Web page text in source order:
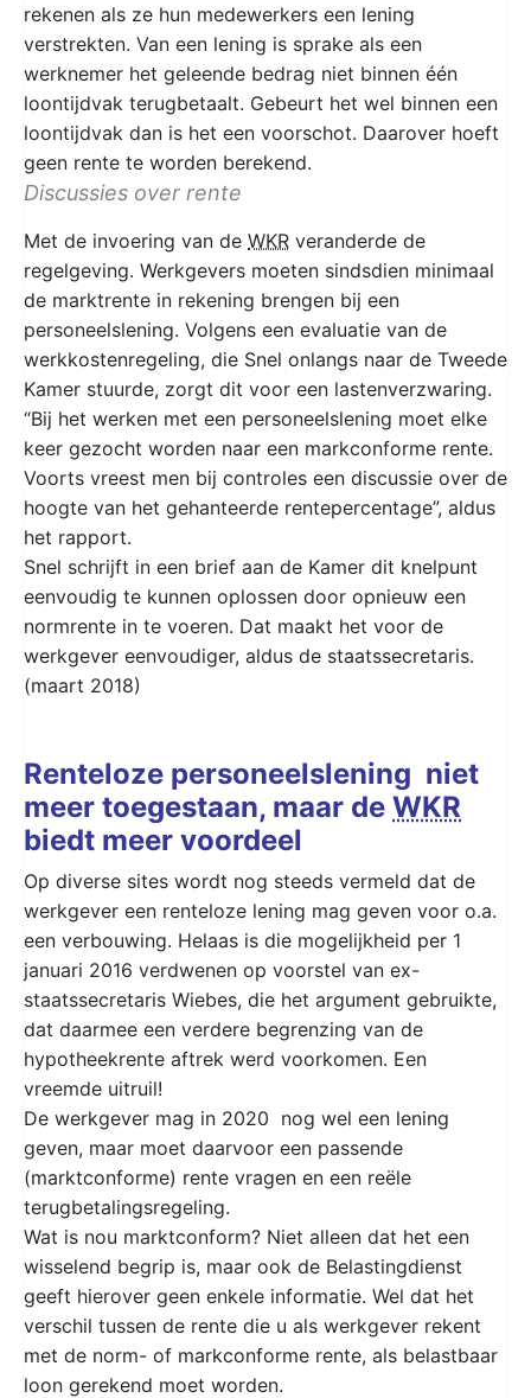
rekenen als ze hun medewerkers een lening
verstrekten. Van een lening is sprake als een
werknemer het geleende bedrag niet binnen één
loontijdvak terugbetaalt. Gebeurt het wel binnen een
loontijdvak dan is het een voorschot. Daarover hoeft
geen rente te worden berekend.
Discussies over rente
Met de invoering van de WKR veranderde de
regelgeving. Werkgevers moeten sindsdien minimaal
de marktrente in rekening brengen bij een
personeelslening. Volgens een evaluatie van de
werkkostenregeling, die Snel onlangs naar de Tweede
Kamer stuurde, zorgt dit voor een lastenverzwaring.
“Bij het werken met een personeelslening moet elke
keer gezocht worden naar een markconforme rente.
Voorts vreest men bij controles een discussie over de
hoogte van het gehanteerde rentepercentage”, aldus
het rapport.
Snel schrijft in een brief aan de Kamer dit knelpunt
eenvoudig te kunnen oplossen door opnieuw een
normrente in te voeren. Dat maakt het voor de
werkgever eenvoudiger, aldus de staatssecretaris.
(maart 2018)
Renteloze personeelslening niet
meer toegestaan, maar de WKR
biedt meer voordeel
Op diverse sites wordt nog steeds vermeld dat de
werkgever een renteloze lening mag geven voor o.a.
een verbouwing. Helaas is die mogelijkheid per 1
januari 2016 verdwenen op voorstel van ex-
staatssecretaris Wiebes, die het argument gebruikte,
dat daarmee een verdere begrenzing van de
hypotheekrente aftrek werd voorkomen. Een
vreemde uitruil!
De werkgever mag in 2020 nog wel een lening
geven, maar moet daarvoor een passende
(marktconforme) rente vragen en een reële
terugbetalingsregeling.
Wat is nou marktconform? Niet alleen dat het een
wisselend begrip is, maar ook de Belastingdienst
geeft hierover geen enkele informatie. Wel dat het
verschil tussen de rente die u als werkgever rekent
met de norm- of markconforme rente, als belastbaar
loon gerekend moet worden.